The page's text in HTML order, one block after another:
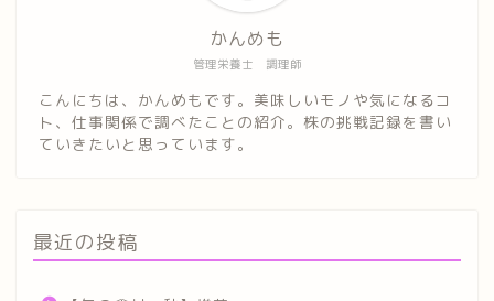
管理栄養士 調理師
かんめも
こんにちは、かんめもです。美味しいモノや気になるコ
ト、仕事関係で調べたことの紹介。株の挑戦記録を書い
ていきたいと思っています。
最近の投稿